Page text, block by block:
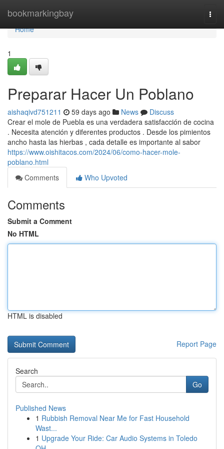
bookmarkingbay
Home
Home
1
Preparar Hacer Un Poblano
aishaqivd751211 59 days ago News
Discuss
Crear el mole de Puebla es una verdadera satisfacción de cocina
. Necesita atención y diferentes productos . Desde los pimientos
ancho hasta las hierbas , cada detalle es importante al sabor
https://www.oishitacos.com/2024/06/como-hacer-mole-
poblano.html
Comments
Who Upvoted
Comments
Submit a Comment
No HTML
HTML is disabled
Report Page
Search
Go
Published News
1 Rubbish Removal Near Me for Fast Household
Wast...
1 Upgrade Your Ride: Car Audio Systems in Toledo